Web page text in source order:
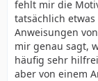
fehlt mir die
tatsächlich
Anweisungen
mir genau sagt,
häufig sehr
aber von einem